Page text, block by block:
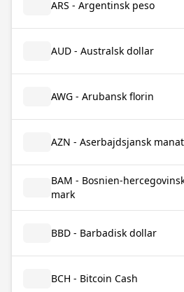
ARS - Argentinsk peso
AUD - Australsk dollar
AWG - Arubansk florin
AZN - Aserbajdsjansk manat
BAM - Bosnien-
mark
BBD - Barbadisk dollar
BCH - Bitcoin Cash